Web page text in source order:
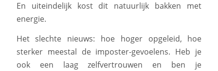
En uiteindelijk kost dit natuurlijk bakken met
energie.
Het slechte nieuws: hoe hoger opgeleid, hoe
sterker meestal de imposter-gevoelens. Heb je
ook een laag zelfvertrouwen en ben je